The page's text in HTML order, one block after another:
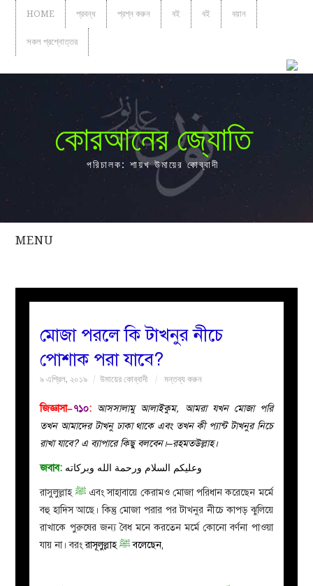
HOME প্রবন্ধ প্রশ্ন করুন বই বই বয়ান
সকল প্রশ্নোত্তর
কোরআনের জ্যোতি
পরিচালক: শায়খ উমায়ের কোব্বাদী
MENU
সকল
নারীদের
মজলিস
প্রশ্ন
মোজা পরলে কি টাখনুর নীচে
পোশাক পরা যাবে?
৯ এপ্রিল, ২০১৯ উমায়ের কোব্বাদী মন্তব্য করুন
জিজ্ঞাসা–৭১০: আসসালামু আলাইকুম, আমরা যখন মোজা পরি
তখন আমাদের টাখনু ঢাকা থাকে এবং তখন কী প্যান্ট টাখনুর নিচে
রাখা যাবে? এ ব্যাপারে কিছু বলবেন।–রহমতউল্লাহ।
জবাব: وعليكم السلام ورحمة الله وبركاته
রাসুলুল্লাহ ﷺ এবং সাহাবায়ে কেরামও মোজা পরিধান করেছেন মর্মে
বহু হাদিস আছে। কিন্তু মোজা পরার পর টাখনুর নীচে কাপড় ঝুলিয়ে
রাখাকে পুরুষের জন্য বৈধ মনে করতেন মর্মে কোনো বর্ণনা পাওয়া
যায় না। বরংরাসূলুল্লাহ ﷺবলেছেন,